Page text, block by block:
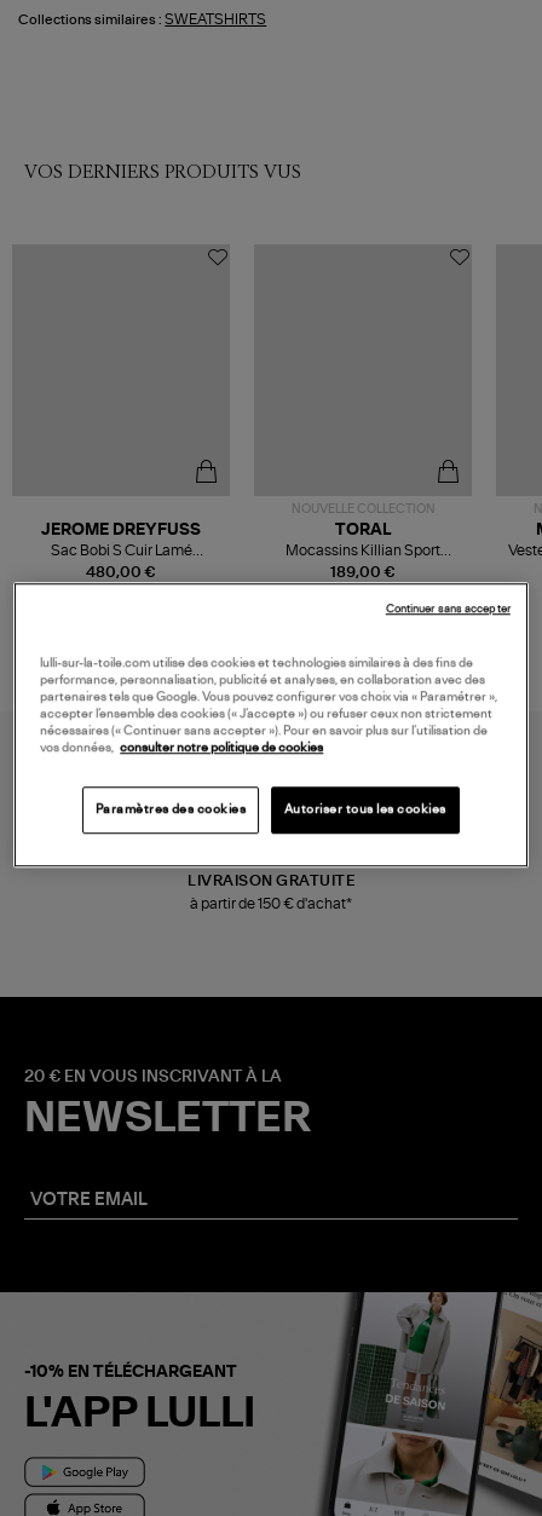
Collections similaires : SWEATSHIRTS
VOS DERNIERS PRODUITS VUS
480,00 €
JEROME DREYFUSS
Sac Bobi S Cuir Lamé
Champagne
NOUVELLE COLLECTION
189,00 €
TORAL
Mocassins Killian Sport
Mousse
LIVRAISON GRATUITE
à partir de 150 € d'achat*
20 € EN VOUS INSCRIVANT À LA
NEWSLETTER
-10% EN TÉLÉCHARGEANT
L'APP LULLI
lulli-sur-la-toile.com utilise des cookies et technologies similaires à des fins de
performance, personnalisation, publicité et analyses, en collaboration avec des
partenaires tels que Google. Vous pouvez configurer vos choix via « Paramétrer »,
accepter l’ensemble des cookies (« J’accepte ») ou refuser ceux non strictement
nécessaires (« Continuer sans accepter »). Pour en savoir plus sur l’utilisation de
vos données, consulter notre politique de cookies
Paramètres des cookies Autoriser tous les cookies
Continuer sans accepter